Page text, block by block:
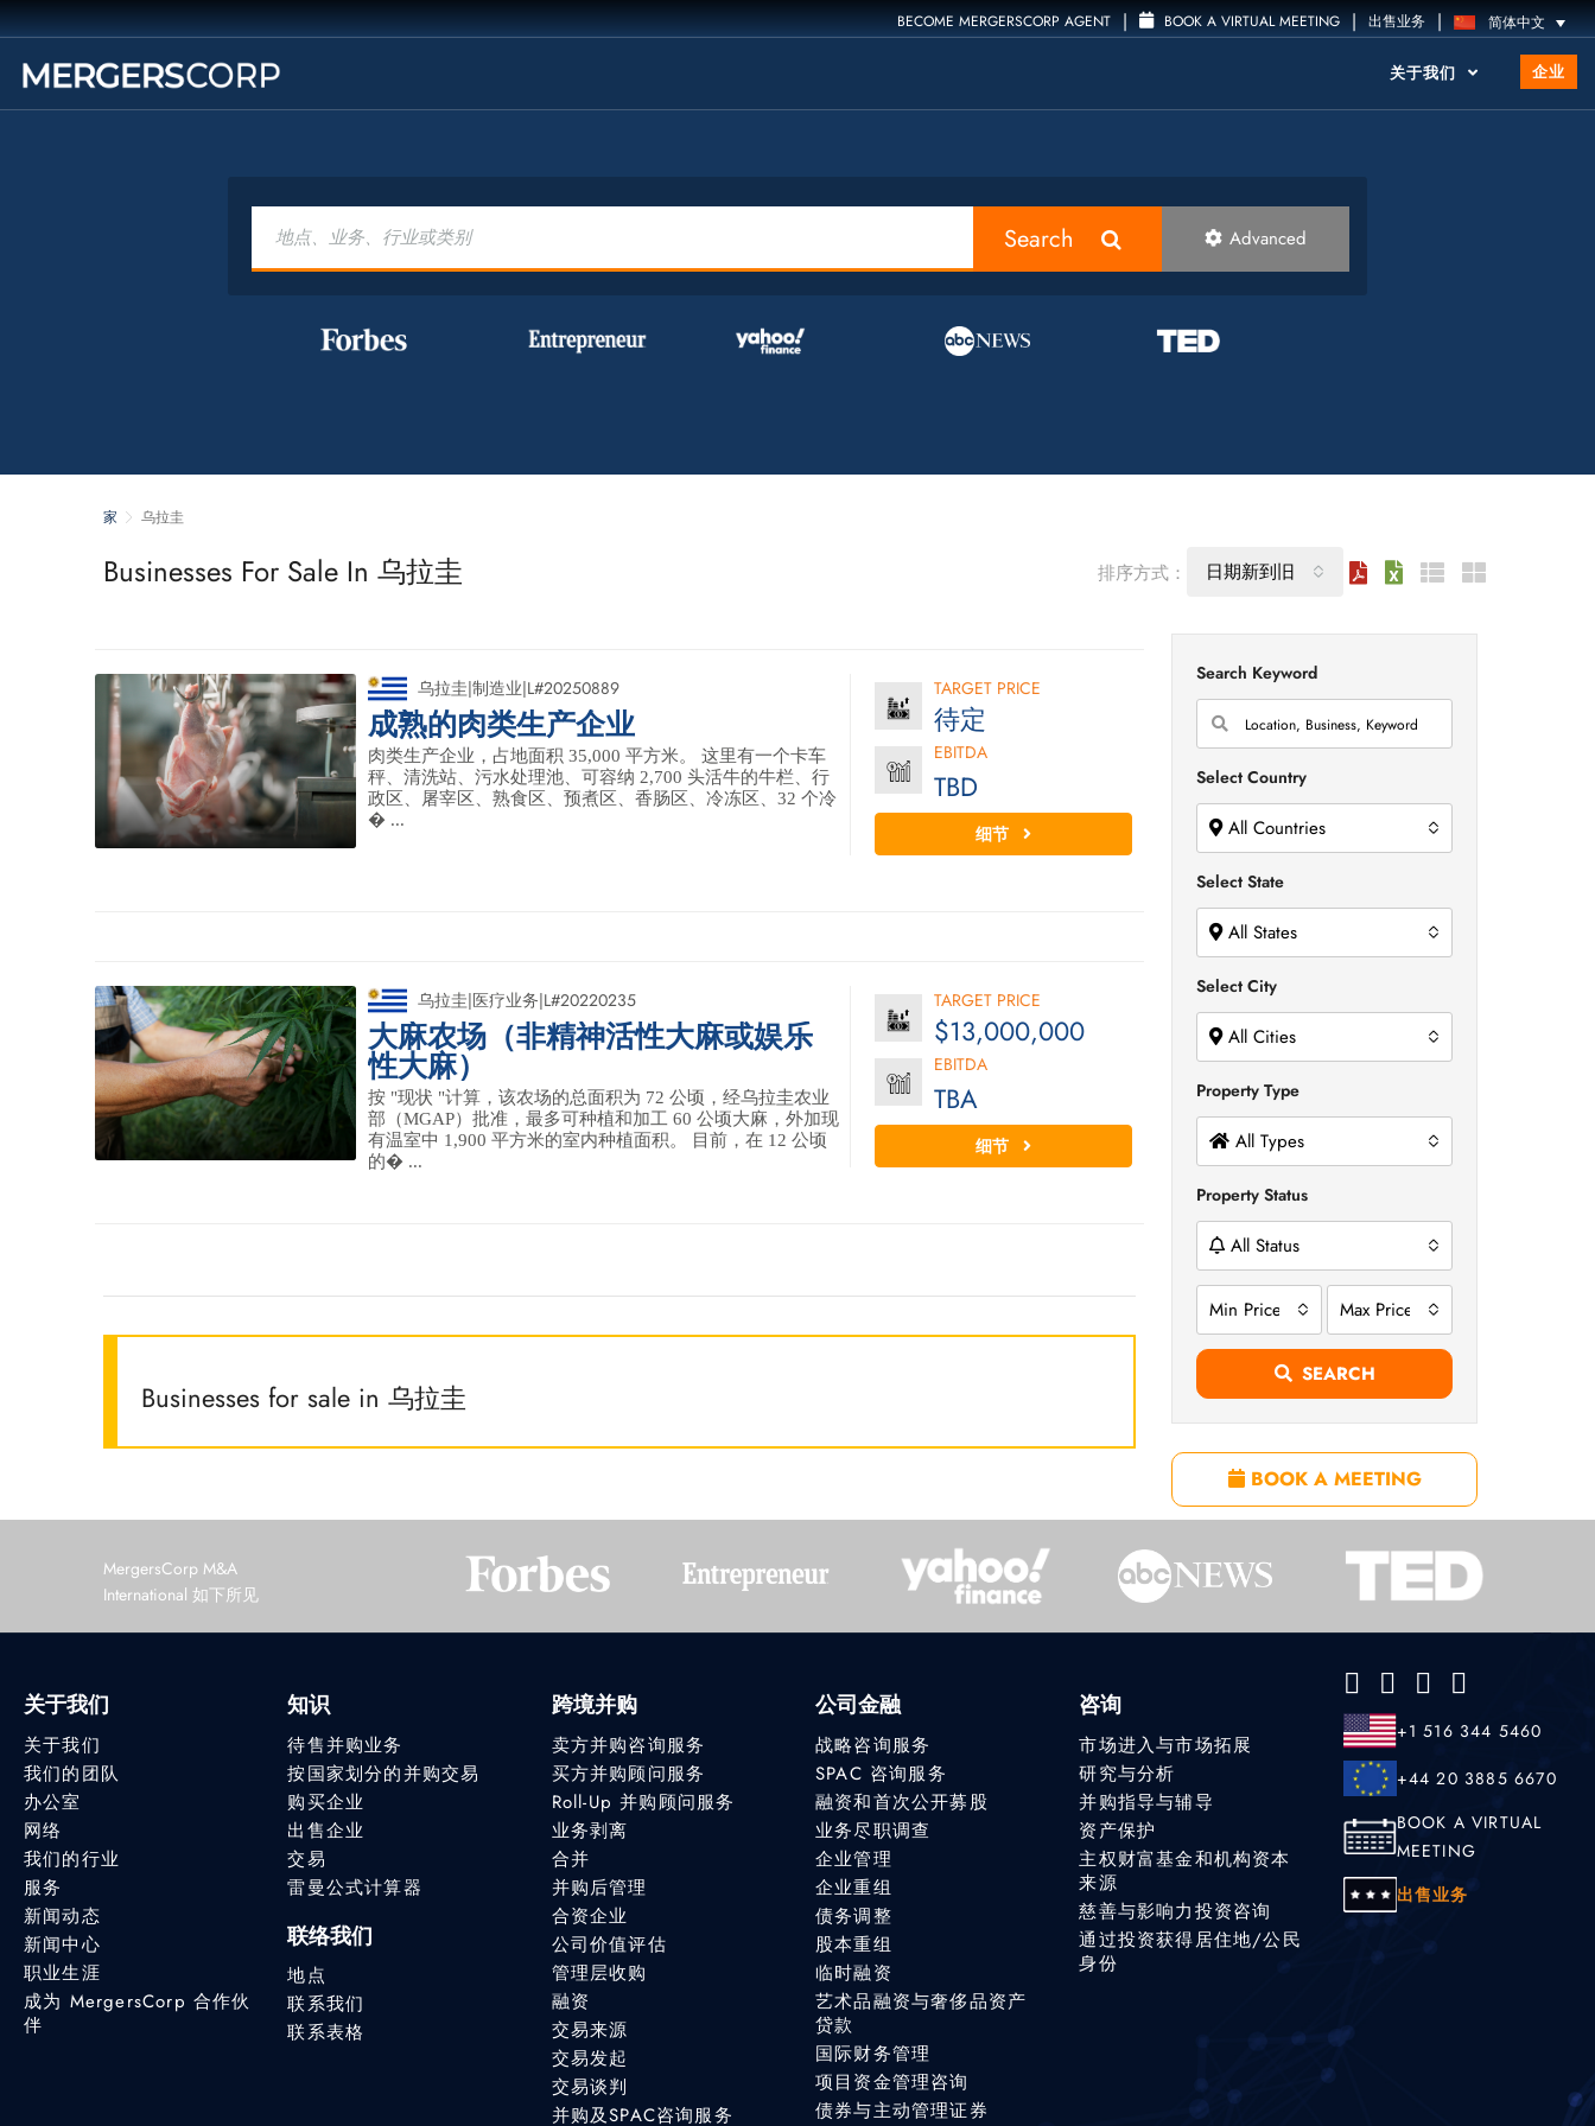
BECOME MERGERSCORP AGENT | BOOK A VIRTUAL MEETING | 出售业务 | 简体中文
关于我们 企业
Search Advanced
家 乌拉圭
Businesses For Sale In 乌拉圭 排序方式： 日期新到旧
乌拉圭|制造业|L#20250889
成熟的肉类生产企业
肉类生产企业，占地面积 35,000 平方米。 这里有一个卡车
秤、清洗站、污水处理池、可容纳 2,700 头活牛的牛栏、行
政区、屠宰区、熟食区、预煮区、香肠区、冷冻区、32 个冷
� ...
TARGET PRICE
待定
EBITDA
TBD
细节
乌拉圭|医疗业务|L#20220235
大麻农场（非精神活性大麻或娱乐
性大麻）
按 "现状 "计算，该农场的总面积为 72 公顷，经乌拉圭农业
部（MGAP）批准，最多可种植和加工 60 公顷大麻，外加现
有温室中 1,900 平方米的室内种植面积。 目前，在 12 公顷
的� ...
TARGET PRICE
$13,000,000
EBITDA
TBA
细节
Businesses for sale in 乌拉圭
Search Keyword
Select Country
All Countries
Select State
All States
Select City
All Cities
Property Type
All Types
Property Status
All Status
Min Price Max Price
SEARCH
BOOK A MEETING
MergersCorp M&A
International 如下所见
关于我们
关于我们
我们的团队
办公室
网络
我们的行业
服务
新闻动态
新闻中心
职业生涯
成为 MergersCorp 合作伙
伴
知识
待售并购业务
按国家划分的并购交易
购买企业
出售企业
交易
雷曼公式计算器
联络我们
地点
联系我们
联系表格
跨境并购
卖方并购咨询服务
买方并购顾问服务
Roll-Up 并购顾问服务
业务剥离
合并
并购后管理
合资企业
公司价值评估
管理层收购
融资
交易来源
交易发起
交易谈判
并购及SPAC咨询服务
公司金融
战略咨询服务
SPAC 咨询服务
融资和首次公开募股
业务尽职调查
企业管理
企业重组
债务调整
股本重组
临时融资
艺术品融资与奢侈品资产
贷款
国际财务管理
项目资金管理咨询
债券与主动管理证券
咨询
市场进入与市场拓展
研究与分析
并购指导与辅导
资产保护
主权财富基金和机构资本
来源
慈善与影响力投资咨询
通过投资获得居住地/公民
身份
+1 516 344 5460
+44 20 3885 6670
BOOK A VIRTUAL
MEETING
出售业务